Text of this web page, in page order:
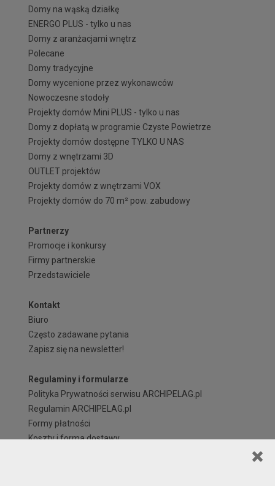
Domy na wąską działkę
ENERGO PLUS - tylko u nas
Domy z aranżacjami wnętrz
Polecane
Domy tradycyjne
Domy wycenione przez wykonawców
Nowoczesne stodoły
Projekty domów Mini PLUS - tylko u nas
Domy z dopłatą w programie Czyste Powietrze
Projekty domów dostępne TYLKO U NAS
Domy z wnętrzami 3D
OUTLET projektów
Projekty domów z wnętrzami VOX
Projekty domów do 70 m² pow. zabudowy
Partnerzy
Promocje i konkursy
Firmy partnerskie
Przedstawiciele
Kontakt
Biuro
Często zadawane pytania
Zapisz się na newsletter!
Regulaminy i formularze
Polityka Prywatności serwisu ARCHIPELAG.pl
Regulamin ARCHIPELAG.pl
Formy płatności
Koszty i forma dostawy